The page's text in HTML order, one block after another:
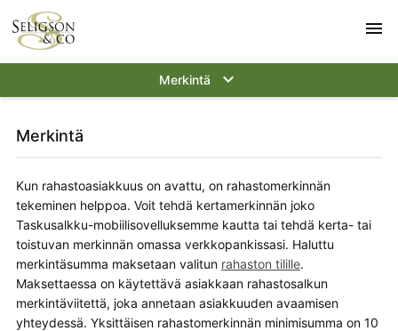
menu
Merkintä keyboard_arrow_down
Merkintä
Kun rahastoasiakkuus on avattu, on rahastomerkinnän
tekeminen helppoa. Voit tehdä kertamerkinnän joko
Taskusalkku-mobiilisovelluksemme kautta tai tehdä kerta- tai
toistuvan merkinnän omassa verkkopankissasi. Haluttu
merkintä­summa maksetaan valitun rahaston tilille.
Maksettaessa on käytettävä asiakkaan rahastosalkun
merkintäviitettä, joka annetaan asiakkuuden avaamisen
yhteydessä. Yksittäisen rahastomerkinnän minimisumma on 10